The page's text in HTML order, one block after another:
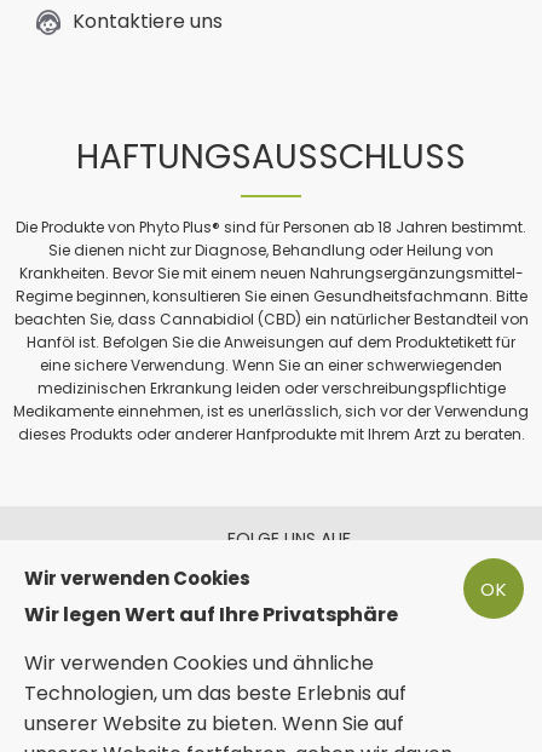
Kontaktiere uns
HAFTUNGSAUSSCHLUSS
Die Produkte von Phyto Plus® sind für Personen ab 18 Jahren bestimmt.
Sie dienen nicht zur Diagnose, Behandlung oder Heilung von
Krankheiten. Bevor Sie mit einem neuen Nahrungsergänzungsmittel-
Regime beginnen, konsultieren Sie einen Gesundheitsfachmann. Bitte
beachten Sie, dass Cannabidiol (CBD) ein natürlicher Bestandteil von
Hanföl ist. Befolgen Sie die Anweisungen auf dem Produktetikett für
eine sichere Verwendung. Wenn Sie an einer schwerwiegenden
medizinischen Erkrankung leiden oder verschreibungspflichtige
Medikamente einnehmen, ist es unerlässlich, sich vor der Verwendung
dieses Produkts oder anderer Hanfprodukte mit Ihrem Arzt zu beraten.
FOLGE UNS AUF
ZAHLEN SIE SICHER MIT
OK
Wir verwenden Cookies
Wir legen Wert auf Ihre Privatsphäre
Wir verwenden Cookies und ähnliche
Technologien, um das beste Erlebnis auf
unserer Website zu bieten. Wenn Sie auf